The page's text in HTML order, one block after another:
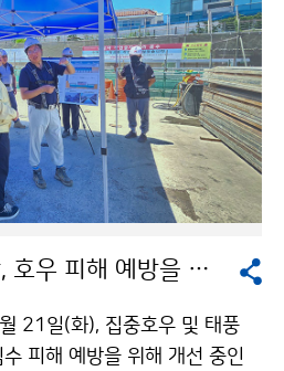
이정환 기상청 차장, 호우 피해 예방을 위한 자연재해 위험개선지구 방문
21일(화), 집중호우 및 태풍
피해 예방을 위해 개선 중인